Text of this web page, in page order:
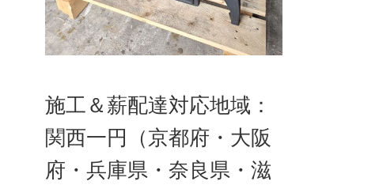
施工＆薪配達対応地域：
関西一円（京都府・大阪
府・兵庫県・奈良県・滋